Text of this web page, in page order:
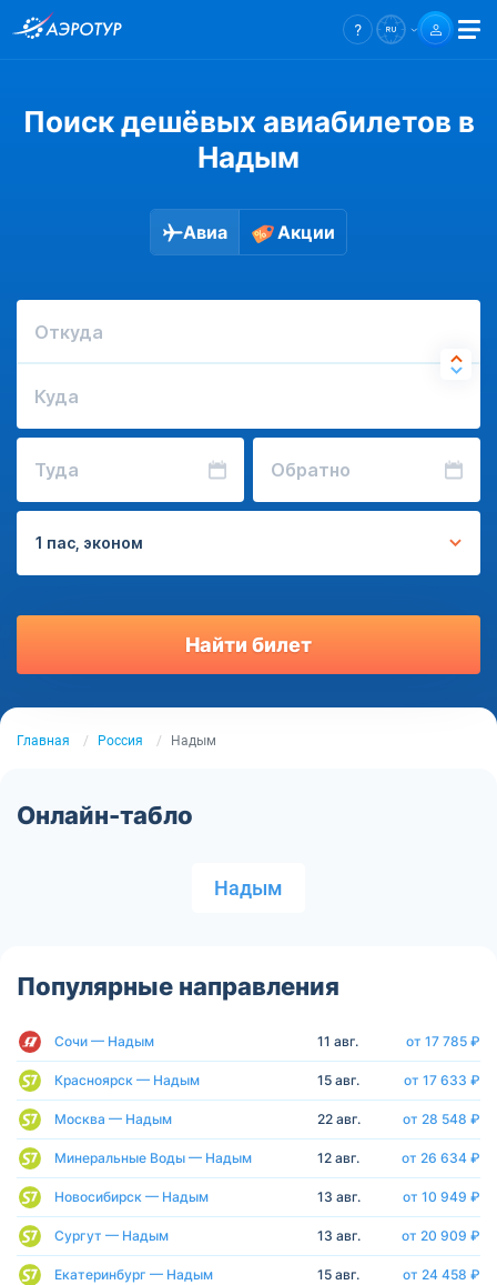
Поиск дешёвых авиабилетов в
Надым
Авиа Акции
Откуда
Куда
Туда Обратно
1 пас, эконом
Найти билет
Главная Россия Надым
Онлайн-табло
Надым
Популярные направления
Сочи — Надым 11 авг. от 17 785 ₽
Красноярск — Надым 15 авг. от 17 633 ₽
Москва — Надым 22 авг. от 28 548 ₽
Минеральные Воды — Надым 12 авг. от 26 634 ₽
Новосибирск — Надым 13 авг. от 10 949 ₽
Сургут — Надым 13 авг. от 20 909 ₽
Екатеринбург — Надым 15 авг. от 24 458 ₽